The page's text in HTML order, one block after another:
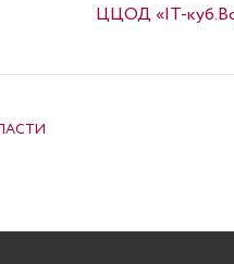
ЦЦОД «IT-